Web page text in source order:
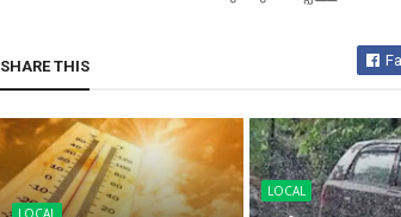
SHARE THIS
LOCAL
LOCAL